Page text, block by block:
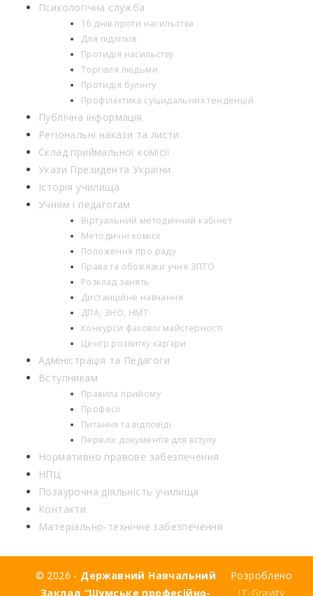
Психологічна служба
16 днів проти насильства
Для підлітків
Протидія насильству
Торгівля людьми
Протидія булінгу
Профілактика суїцидальних тенденцій
Публічна інформація
Регіональні накази та листи
Склад приймальної комісії
Укази Президента України
Історія училища
Учням і педагогам
Віртуальний методичний кабінет
Методичні комісії
Положення про раду
Права та обов’язки учня ЗПТО
Розклад занять
Дистанційне навчання
ДПА, ЗНО, НМТ
Конкурси фахової майстерності
Центр розвитку кар’єри
Адміністрація та Педагоги
Вступникам
Правила прийому
Професії
Питання та відповіді
Перелік документів для вступу
Нормативно правове забезпечення
НПЦ
Позаурочна діяльність училища
Контакти
Матеріально-технічне забезпечення
© 2026 - Державний Навчальний
Заклад “Шумське професійно-
Розроблено
IT-Gravity